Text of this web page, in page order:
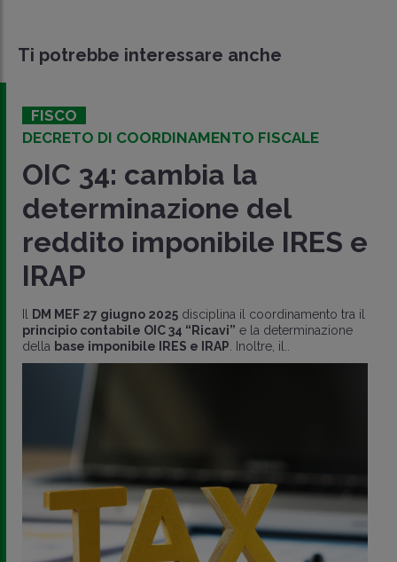
Ti potrebbe interessare anche
FISCO
DECRETO DI COORDINAMENTO FISCALE
OIC 34: cambia la
determinazione del
reddito imponibile IRES e
IRAP
Il DM MEF 27 giugno 2025 disciplina il coordinamento tra il
principio contabile OIC 34 “Ricavi” e la determinazione
della base imponibile IRES e IRAP. Inoltre, il..